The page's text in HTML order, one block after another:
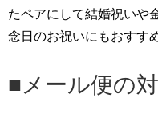
たペアにして結婚祝いや
念日のお祝いにもおすすめ
メール便の